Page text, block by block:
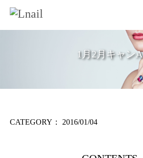
1月2月キャンA
CATEGORY： 2016/01/04